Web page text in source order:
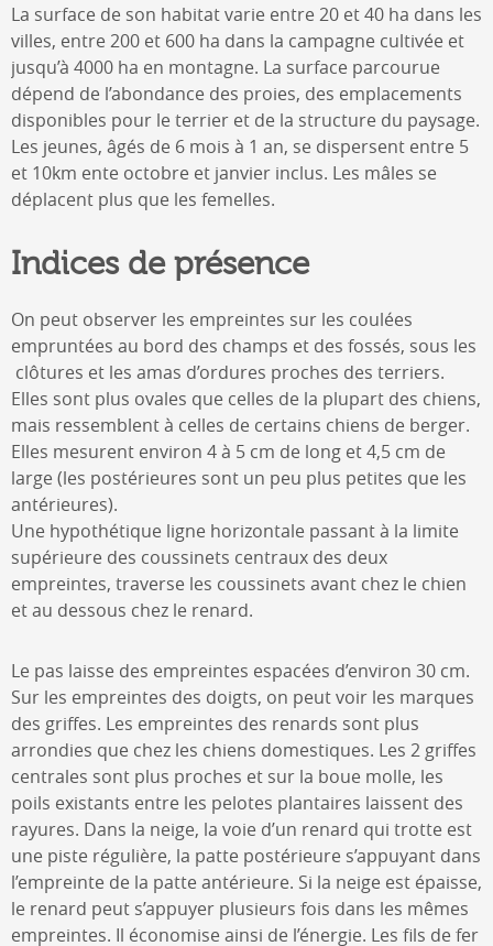
La surface de son habitat varie entre 20 et 40 ha dans les
villes, entre 200 et 600 ha dans la campagne cultivée et
jusqu’à 4000 ha en montagne. La surface parcourue
dépend de l’abondance des proies, des emplacements
disponibles pour le terrier et de la structure du paysage.
Les jeunes, âgés de 6 mois à 1 an, se dispersent entre 5
et 10km ente octobre et janvier inclus. Les mâles se
déplacent plus que les femelles.
Indices de présence
On peut observer les empreintes sur les coulées
empruntées au bord des champs et des fossés, sous les
clôtures et les amas d’ordures proches des terriers.
Elles sont plus ovales que celles de la plupart des chiens,
mais ressemblent à celles de certains chiens de berger.
Elles mesurent environ 4 à 5 cm de long et 4,5 cm de
large (les postérieures sont un peu plus petites que les
antérieures).
Une hypothétique ligne horizontale passant à la limite
supérieure des coussinets centraux des deux
empreintes, traverse les coussinets avant chez le chien
et au dessous chez le renard.
Le pas laisse des empreintes espacées d’environ 30 cm.
Sur les empreintes des doigts, on peut voir les marques
des griffes. Les empreintes des renards sont plus
arrondies que chez les chiens domestiques. Les 2 griffes
centrales sont plus proches et sur la boue molle, les
poils existants entre les pelotes plantaires laissent des
rayures. Dans la neige, la voie d’un renard qui trotte est
une piste régulière, la patte postérieure s’appuyant dans
l’empreinte de la patte antérieure. Si la neige est épaisse,
le renard peut s’appuyer plusieurs fois dans les mêmes
empreintes. Il économise ainsi de l’énergie. Les fils de fer